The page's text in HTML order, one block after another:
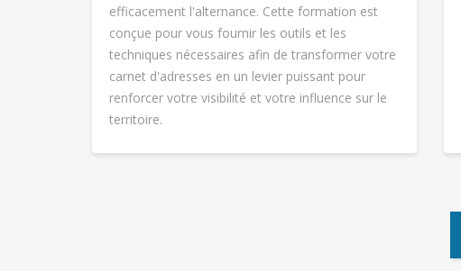
efficacement l'alternance. Cette formation est
conçue pour vous fournir les outils et les
techniques nécessaires afin de transformer votre
carnet d'adresses en un levier puissant pour
renforcer votre visibilité et votre influence sur le
territoire.